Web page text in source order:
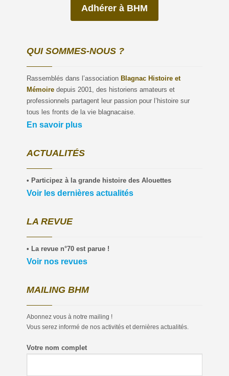
Adhérer à BHM
QUI SOMMES-NOUS ?
Rassemblés dans l’association Blagnac Histoire et
Mémoire depuis 2001, des historiens amateurs et
professionnels partagent leur passion pour l’histoire sur
tous les fronts de la vie blagnacaise.
En savoir plus
ACTUALITÉS
• Participez à la grande histoire des Alouettes
Voir les dernières actualités
LA REVUE
• La revue n°70 est parue !
Voir nos revues
MAILING BHM
Abonnez vous à notre mailing !
Vous serez informé de nos activités et dernières actualités.
Votre nom complet